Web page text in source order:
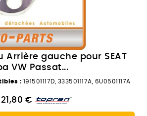
Arrière gauche pour SEAT
VW Passat...
: 191501117D, 333501117A, 6U0501117A
21,80 €